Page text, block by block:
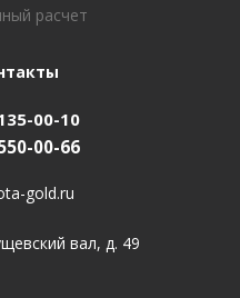
расчет
00-10
00-66
gold.ru
вал, д. 49